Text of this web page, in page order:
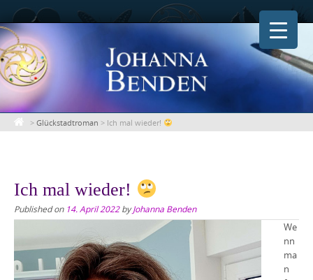
Skip
to
content
> Glückstadtroman > Ich mal wieder!
Ich mal wieder!
Published on 14. April 2022byJohanna Benden
We
nn
ma
n